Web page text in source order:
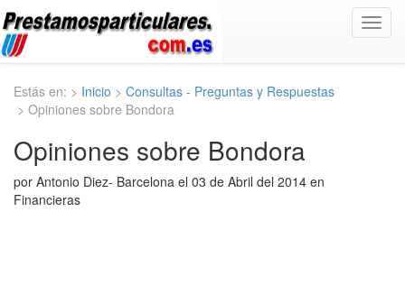
Estás en: > Inicio > Consultas - Preguntas y Respuestas
> Opiniones sobre Bondora
Opiniones sobre Bondora
por Antonio Diez- Barcelona el 03 de Abril del 2014 en
Financieras